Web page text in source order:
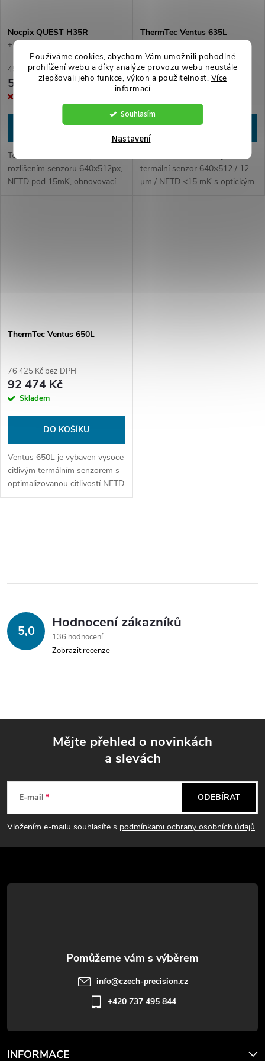
Používáme cookies, abychom Vám umožnili pohodlné
prohlížení webu a díky analýze provozu webu neustále
zlepšovali jeho funkce, výkon a použitelnost. Více
informací
Souhlasím
Nastavení
Nocpix QUEST H35R
+ prodloužená záruka + Nocpix
čelovka v hodnotě 1990 Kč
45 867 Kč bez DPH
55 499 Kč
ZOBRAZIT
Termovizní binokulár QUEST s
rozlišením senzoru 640x512px,
NETD pod 15mK, obnovovací
ThermTec Ventus 635L
64 028 Kč bez DPH
77 474 Kč
DO KOŠÍKU
termální senzor 640×512 / 12
μm / NETD <15 mK s optickým
ThermTec Ventus 650L
76 425 Kč bez DPH
92 474 Kč
Skladem
DO KOŠÍKU
Ventus 650L je vybaven vysoce
citlivým termálním senzorem s
optimalizovanou citlivostí NETD
<15 mK, kombinovaným
l
d
a
p
y
v
p
5,0 Hodnocení zákazníků
136 hodnocení
Zobrazit recenze
p
a
t
Mějte přehled o novinkách
a slevách
E-mail
Vložením e-mailu souhlasíte s podmínkami ochrany osobních údajů
ODEBÍRAT
INFORMACE
info@czech-precision.cz
+420 737 495 844